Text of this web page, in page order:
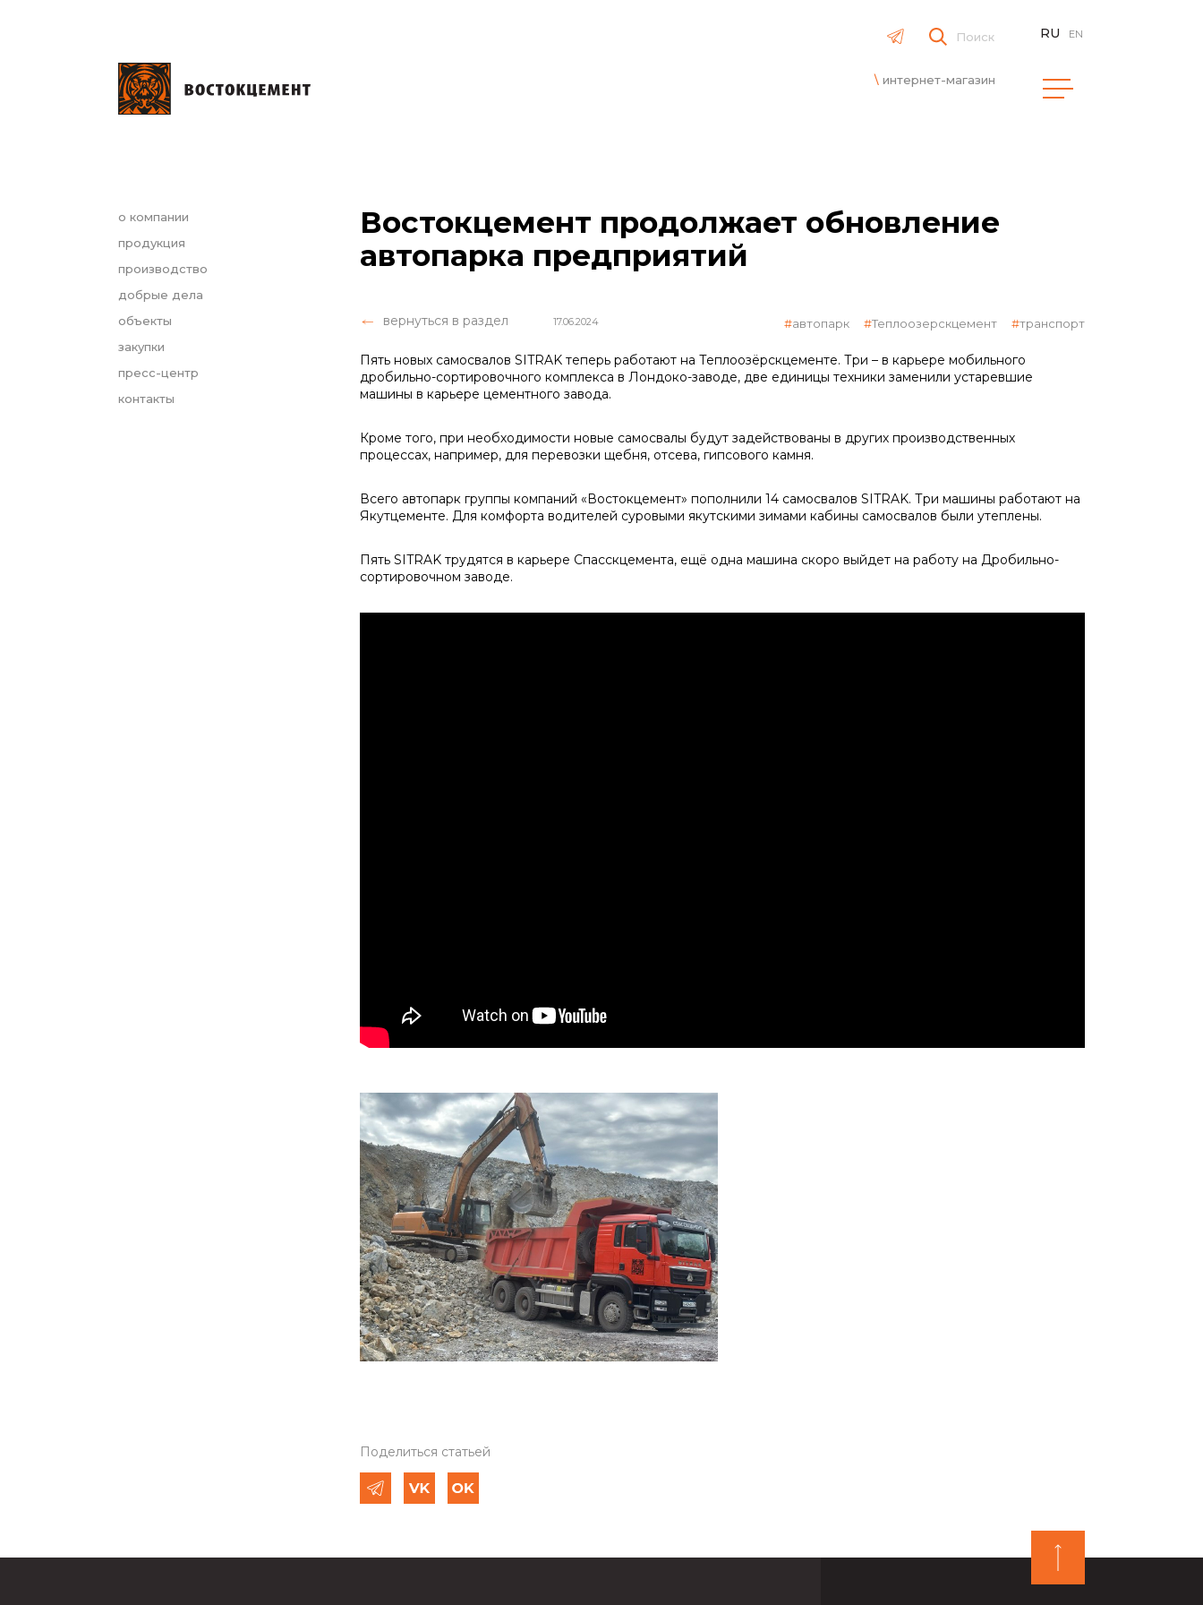
Поиск
интернет-магазин
RU EN
о компании
продукция
производство
добрые дела
объекты
закупки
пресс-центр
контакты
Востокцемент продолжает обновление
автопарка предприятий
вернуться в раздел 17.06.2024 автопарк Теплоозерскцемент транспорт
Пять новых самосвалов SITRAK теперь работают на Теплоозёрскцементе. Три – в карьере мобильного
дробильно-сортировочного комплекса в Лондоко-заводе, две единицы техники заменили устаревшие
машины в карьере цементного завода.
Кроме того, при необходимости новые самосвалы будут задействованы в других производственных
процессах, например, для перевозки щебня, отсева, гипсового камня.
Всего автопарк группы компаний «Востокцемент» пополнили 14 самосвалов SITRAK. Три машины работают на
Якутцементе. Для комфорта водителей суровыми якутскими зимами кабины самосвалов были утеплены.
Пять SITRAK трудятся в карьере Спасскцемента, ещё одна машина скоро выйдет на работу на Дробильно-
сортировочном заводе.
Поделиться статьей